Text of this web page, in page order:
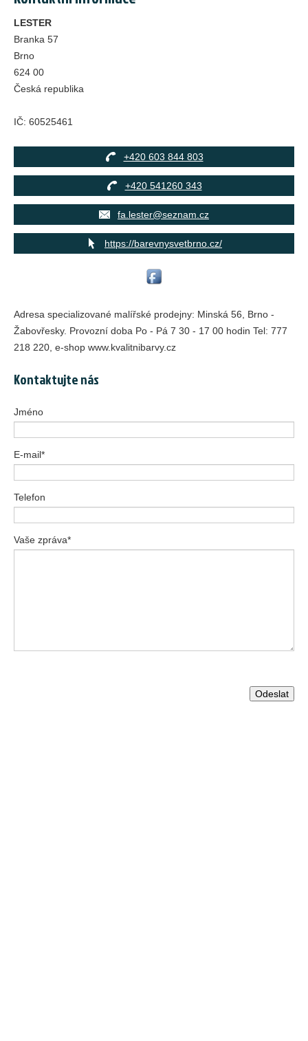
LESTER
Branka 57
Brno
624 00
Česká republika
IČ: 60525461
+420 603 844 803
+420 541260 343
fa.lester@seznam.cz
https://barevnysvetbrno.cz/
Adresa specializované malířské prodejny: Minská 56, Brno -
Žabovřesky. Provozní doba Po - Pá 7 30 - 17 00 hodin Tel: 777
218 220, e-shop www.kvalitnibarvy.cz
Kontaktujte nás
Jméno
E-mail*
Telefon
Vaše zpráva*